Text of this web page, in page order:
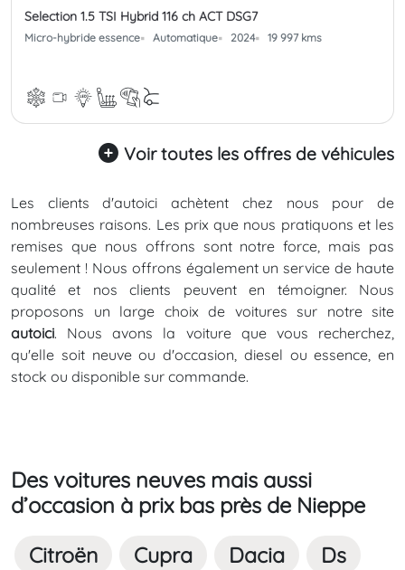
Selection 1.5 TSI Hybrid 116 ch ACT DSG7
Micro-hybride essence Automatique 2024 19 997 kms
Voir toutes les offres de véhicules
Les clients d'autoici achètent chez nous pour de
nombreuses raisons. Les prix que nous pratiquons et les
remises que nous offrons sont notre force, mais pas
seulement ! Nous offrons également un service de haute
qualité et nos clients peuvent en témoigner. Nous
proposons un large choix de voitures sur notre site
autoici. Nous avons la voiture que vous recherchez,
qu'elle soit neuve ou d'occasion, diesel ou essence, en
stock ou disponible sur commande.
Des voitures neuves mais aussi
d’occasion à prix bas près de Nieppe
Citroën Cupra Dacia
Ds